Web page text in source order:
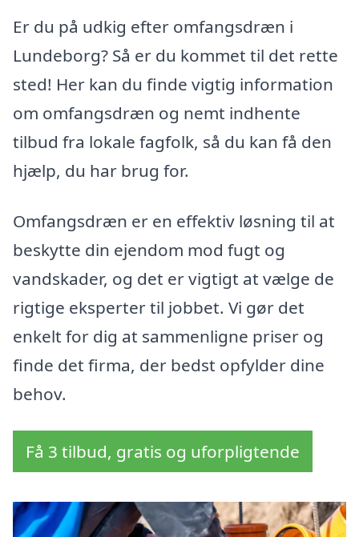
Er du på udkig efter omfangsdræn i
Lundeborg? Så er du kommet til det rette
sted! Her kan du finde vigtig information
om omfangsdræn og nemt indhente
tilbud fra lokale fagfolk, så du kan få den
hjælp, du har brug for.
Omfangsdræn er en effektiv løsning til at
beskytte din ejendom mod fugt og
vandskader, og det er vigtigt at vælge de
rigtige eksperter til jobbet. Vi gør det
enkelt for dig at sammenligne priser og
finde det firma, der bedst opfylder dine
behov.
Få 3 tilbud, gratis og uforpligtende